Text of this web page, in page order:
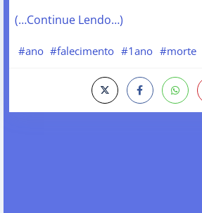
(…Continue Lendo…)
#ano #falecimento #1ano #morte